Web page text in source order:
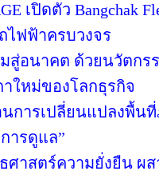
เปิดตัว Bangchak
ไฟฟ้าครบวงจร
มสู่อนาคต ด้วยนวัตก
ใหม่ของโลกธุรกิจ
การเปลี่ยนแปลงพื้น
ารดูแล”
าสตร์ความยั่งยืน ผสา